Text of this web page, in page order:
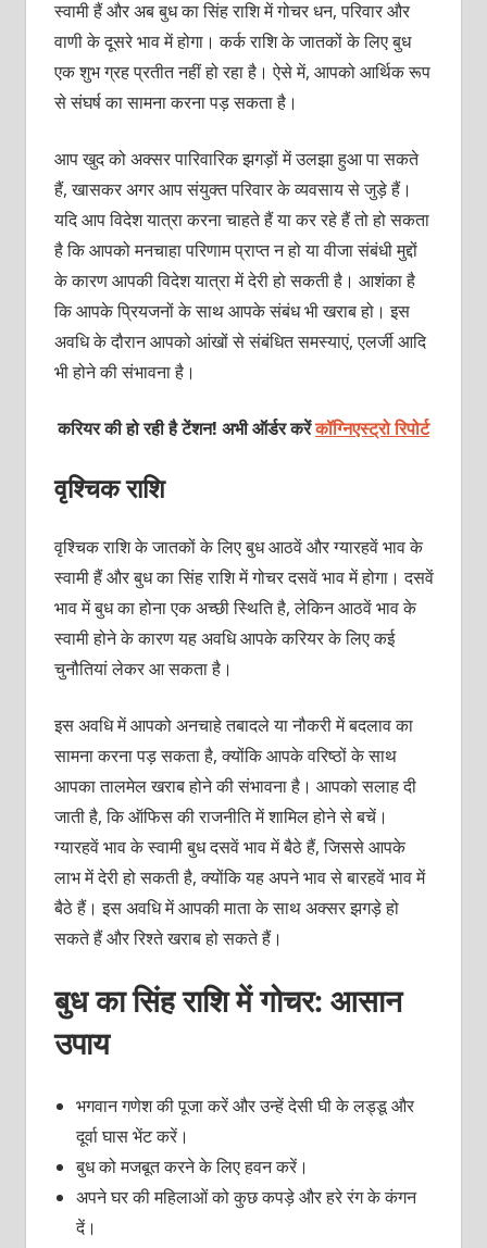
स्वामी हैं और अब बुध का सिंह राशि में गोचर धन, परिवार और
वाणी के दूसरे भाव में होगा। कर्क राशि के जातकों के लिए बुध
एक शुभ ग्रह प्रतीत नहीं हो रहा है। ऐसे में, आपको आर्थिक रूप
से संघर्ष का सामना करना पड़ सकता है।
आप खुद को अक्सर पारिवारिक झगड़ों में उलझा हुआ पा सकते
हैं, खासकर अगर आप संयुक्त परिवार के व्यवसाय से जुड़े हैं।
यदि आप विदेश यात्रा करना चाहते हैं या कर रहे हैं तो हो सकता
है कि आपको मनचाहा परिणाम प्राप्त न हो या वीजा संबंधी मुद्दों
के कारण आपकी विदेश यात्रा में देरी हो सकती है। आशंका है
कि आपके प्रियजनों के साथ आपके संबंध भी खराब हो। इस
अवधि के दौरान आपको आंखों से संबंधित समस्याएं, एलर्जी आदि
भी होने की संभावना है।
करियर की हो रही है टेंशन! अभी ऑर्डर करेंकॉग्निएस्ट्रो रिपोर्ट
वृश्चिक राशि
वृश्चिक राशि के जातकों के लिए बुध आठवें और ग्यारहवें भाव के
स्वामी हैं और बुध का सिंह राशि में गोचर दसवें भाव में होगा। दसवें
भाव में बुध का होना एक अच्छी स्थिति है, लेकिन आठवें भाव के
स्वामी होने के कारण यह अवधि आपके करियर के लिए कई
चुनौतियां लेकर आ सकता है।
इस अवधि में आपको अनचाहे तबादले या नौकरी में बदलाव का
सामना करना पड़ सकता है, क्योंकि आपके वरिष्ठों के साथ
आपका तालमेल खराब होने की संभावना है। आपको सलाह दी
जाती है, कि ऑफिस की राजनीति में शामिल होने से बचें।
ग्यारहवें भाव के स्वामी बुध दसवें भाव में बैठे हैं, जिससे आपके
लाभ में देरी हो सकती है, क्योंकि यह अपने भाव से बारहवें भाव में
बैठे हैं। इस अवधि में आपकी माता के साथ अक्सर झगड़े हो
सकते हैं और रिश्ते खराब हो सकते हैं।
बुध का सिंह राशि में गोचर: आसान
उपाय
भगवान गणेश की पूजा करें और उन्हें देसी घी के लड्डू और
दूर्वा घास भेंट करें।
बुध को मजबूत करने के लिए हवन करें।
अपने घर की महिलाओं को कुछ कपड़े और हरे रंग के कंगन
दें।